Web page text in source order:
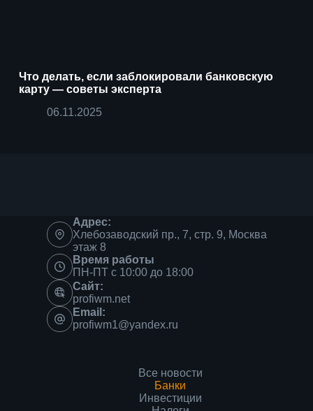
Что делать, если заблокировали банковскую
карту — советы эксперта
06.11.2025
Адрес:
Хлебозаводский пр., 7, стр. 9, Москва
этаж 8
Время работы
ПН-ПТ с 10:00 до 18:00
Сайт:
profiwm.net
Email:
profiwm1@yandex.ru
Все новости
Банки
Инвестиции